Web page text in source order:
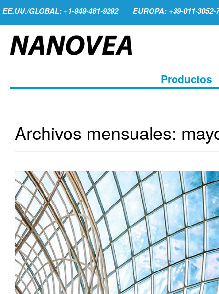
EE.UU./GLOBAL: +1-949-461-9292 EUROPA: +39-011-3052-
Productos
Archivos mensuales: